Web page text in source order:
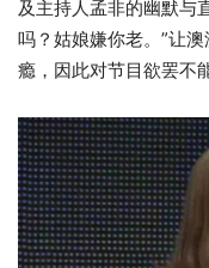
及主持人孟非的幽默与
吗？姑娘嫌你老。”让
瘾，因此对节目欲罢不能